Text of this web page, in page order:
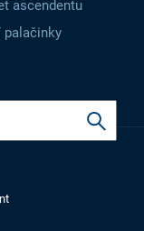
ascendentu
palačinky